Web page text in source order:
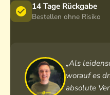
14 Tage Rückgabe
Bestellen ohne Risiko
„Als
worauf es
absolute